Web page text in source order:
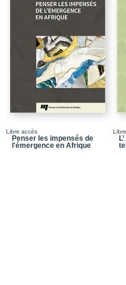
Libre accès
Penser les impensés de
l'émergence en Afrique